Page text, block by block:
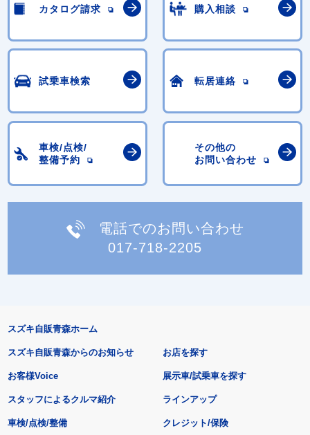
カタログ請求 購入相談
試乗車検索 転居連絡
車検/点検/
整備予約
その他の
お問い合わせ
電話でのお問い合わせ
017-718-2205
スズキ自販青森ホーム
スズキ自販青森からのお知らせ
お客様Voice
スタッフによるクルマ紹介
お店を探す
展示車/試乗車を探す
ラインアップ
車検/点検/整備 クレジット/保険